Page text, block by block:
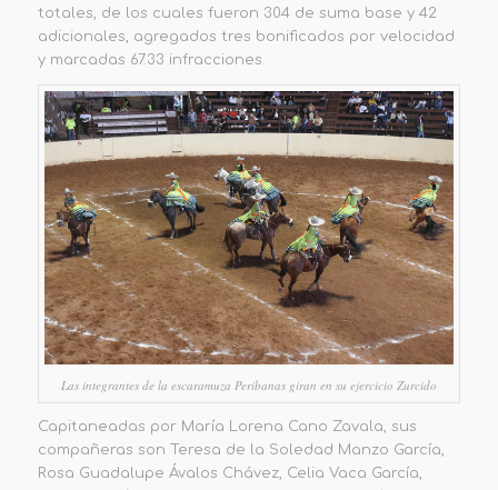
totales, de los cuales fueron 304 de suma base y 42
adicionales, agregados tres bonificados por velocidad
y marcadas 67.33 infracciones.
Las integrantes de la escaramuza Peribanas giran en su ejercicio Zurcido
Capitaneadas por María Lorena Cano Zavala, sus
compañeras son Teresa de la Soledad Manzo García,
Rosa Guadalupe Ávalos Chávez, Celia Vaca García,